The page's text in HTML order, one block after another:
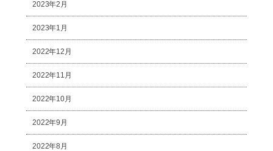
2023年2月
2023年1月
2022年12月
2022年11月
2022年10月
2022年9月
2022年8月